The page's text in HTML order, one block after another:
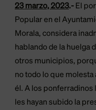
23 marzo, 2023.-El
Popular en el
Morala, considera
hablando de la huelga
otros municipios,
no todo lo que molesta
él. A los
les hayan subido la